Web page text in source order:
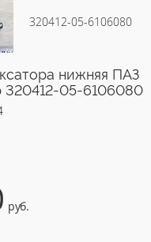
320412-05-6106080
нижняя ПАЗ
320412-05-6106080
руб.